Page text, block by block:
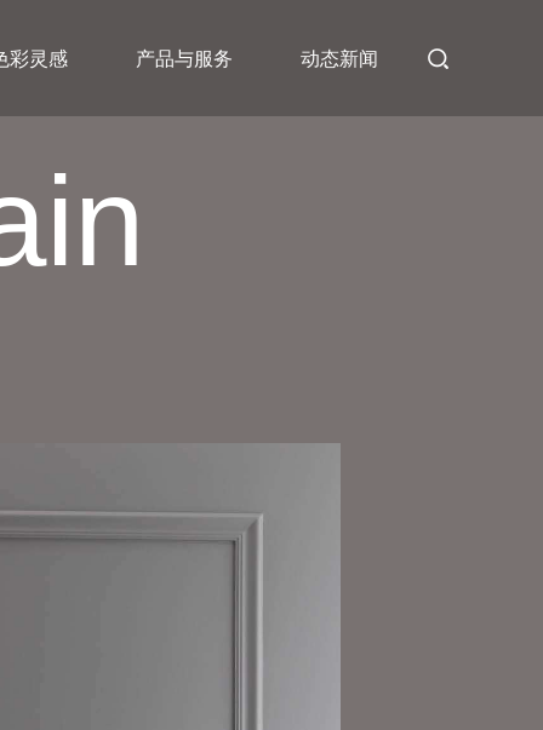
彩灵感 产品与服务 动态新闻